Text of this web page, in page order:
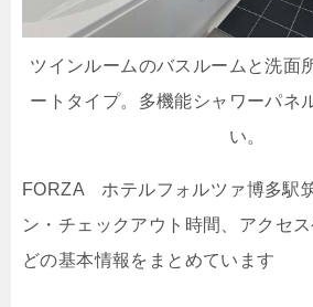
ツインルームのバスルームと洗面
ートタイプ。多機能シャワーパネ
い。
FORZA ホテルフォルツァ博多駅
ン・チェックアウト時間、アクセ
どの基本情報をまとめています